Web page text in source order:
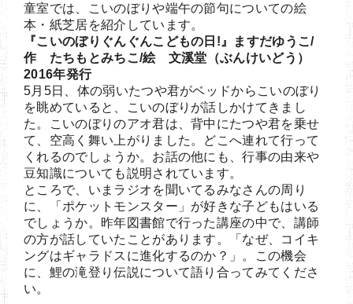
童室では、こいのぼりや端午の節句についての絵
本・紙芝居を紹介しています。
『こいのぼりぐんぐんこどもの日!』ますだゆうこ/
作 たちもとみちこ/絵 文溪堂（ぶんけいどう）
2016年発行
5月5日、体の弱いたつや君がベッドからこいのぼり
を眺めていると、こいのぼりが話しかけてきまし
た。こいのぼりのアオ君は、背中にたつや君を乗せ
て、空高く舞い上がりました。どこへ連れて行って
くれるのでしょうか。お話の他にも、行事の由来や
豆知識についても説明されています。
ところで、いまラジオを聞いてるみなさんの周り
に、「ポケットモンスター」が好きな子どもはいる
でしょうか。昨年図書館で行った講座の中で、講師
の方が話していたことがあります。「なぜ、コイキ
ングはギャラドスに進化するのか？」。この機会
に、鯉の滝登り伝説について語り合ってみてくださ
い。